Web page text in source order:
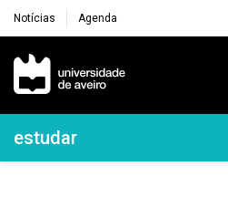
Notícias Agenda
Navegação Principal
Navegação Lateral
estudar